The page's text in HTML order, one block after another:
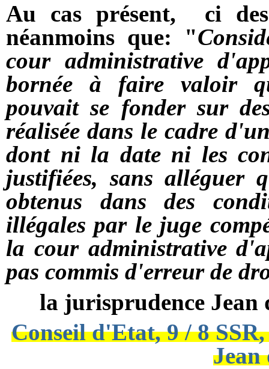
Au cas présent, ci
néanmoins que: "
cour administrative
bornée à faire valoir
pouvait se fonder sur
réalisée dans le cadre
dont ni la date ni les
justifiées, sans alléguer
obtenus dans des
illégales par le juge
la cour administrative
pas commis d'erreur de
la jurisprudence Jean
Conseil d'Etat, 9 / 8